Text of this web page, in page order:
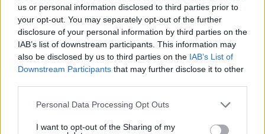
us or personal information disclosed to third parties prior to
your opt-out. You may separately opt-out of the further
disclosure of your personal information by third parties on the
IAB’s list of downstream participants. This information may
also be disclosed by us to third parties on the IAB’s List of
Downstream Participants that may further disclose it to other
Please note that this website/app uses one or more Google
not limited to your visit or usage behaviour. You may click to
Personal Data Processing Opt Outs
I want to opt-out of the Sharing of my
«Τα παιδιά έχουν μια μικρή ίωση»: Το
τελευταίο μήνυμα της μητέρας στον
πρώην σύζυγό της πριν δολοφονήσει
τα τέσσερα παιδιά τους
06.08.2026, 04:44 67
Το εξωτικό φρούτο που καλλιεργείται